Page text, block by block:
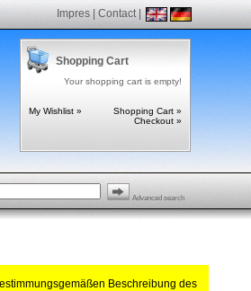
Impres Contact|
Shopping Cart
Your shopping cart is empty!
My Wishlist »
Shopping Cart »
Checkout »
Advanced search
Beschreibung des